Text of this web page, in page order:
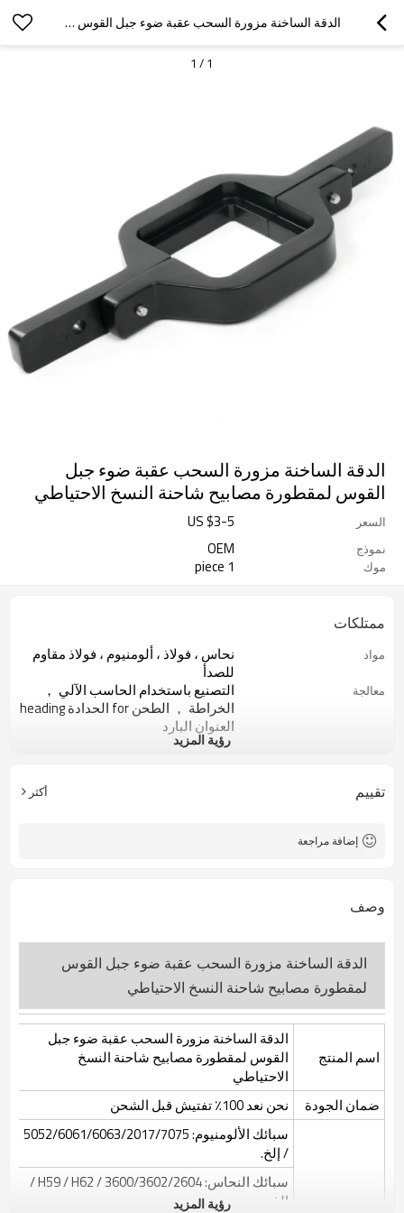
الدقة الساخنة مزورة السحب عقبة ضوء جبل القوس لمقطورة مصابيح شاحنة النسخ الاحتياطي
1
/
1
الدقة الساخنة مزورة السحب عقبة ضوء جبل
القوس لمقطورة مصابيح شاحنة النسخ الاحتياطي
السعر US $3-5
نموذج OEM
موك 1 piece
ممتلكات
مواد
نحاس ، فولاذ ، ألومنيوم ، فولاذ مقاوم
للصدأ
معالجة
التصنيع باستخدام الحاسب الآلي ，
الخراطة ， الطحن for الحدادة heading
العنوان البارد
التعبئة السائبة ، كرتون ، المنصات ،
ميناء فوب
المهلة
أسواق التصدير الرئيسية
هولندا ، اليابان ، الإمارات العربية
المتحدة
طريقة الدفع او السداد T / T ، باي بال ، ويسترن يونيون
رؤية المزيد
تقييم أكثر
إضافة مراجعة
وصف
الدقة الساخنة مزورة السحب عقبة ضوء جبل القوس
لمقطورة مصابيح شاحنة النسخ الاحتياطي
اسم المنتج
الدقة الساخنة مزورة السحب عقبة ضوء جبل
القوس لمقطورة مصابيح شاحنة النسخ
الاحتياطي
ضمان الجودة
نحن نعد 100٪ تفتيش قبل الشحن
سبائك الألومنيوم: 5052/6061/6063/2017/7075
/ إلخ.
سبائك النحاس: 3600/3602/2604 / H59 / H62 /
إلخ.
رؤية المزيد